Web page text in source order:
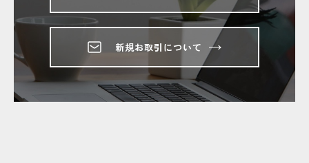
新規お取引について